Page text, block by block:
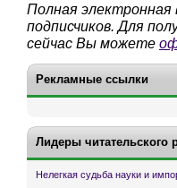
Полная
подписчиков. Для
сейчас Вы можете
Рекламные ссылки
Лидеры читательского
Нелегкая судьба науки и